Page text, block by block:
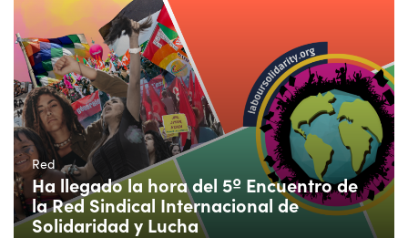
Red
Ha llegado la hora del 5º Encuentro de
la Red Sindical Internacional de
Solidaridad y Lucha